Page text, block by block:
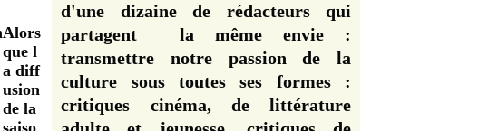
Alors
que l
a diff
usion
de la
saiso
d'une dizaine de rédacteurs qui
partagent la même envie :
transmettre notre passion de la
culture sous toutes ses formes :
critiques cinéma, de littérature